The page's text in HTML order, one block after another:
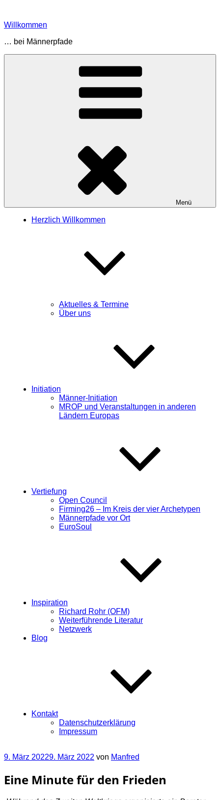
springen
Willkommen
… bei Männerpfade
Menü
Herzlich Willkommen
Aktuelles & Termine
Über uns
Initiation
Männer-Initiation
MROP und Veranstaltungen in anderen
Ländern Europas
Vertiefung
Open Council
Firming26 – Im Kreis der vier Archetypen
Männerpfade vor Ort
EuroSoul
Inspiration
Richard Rohr (OFM)
Weiterführende Literatur
Netzwerk
Blog
Kontakt
Datenschutzerklärung
Impressum
Veröffentlicht
9. März 20229. März 2022 von Manfred
Eine Minute für den Frieden